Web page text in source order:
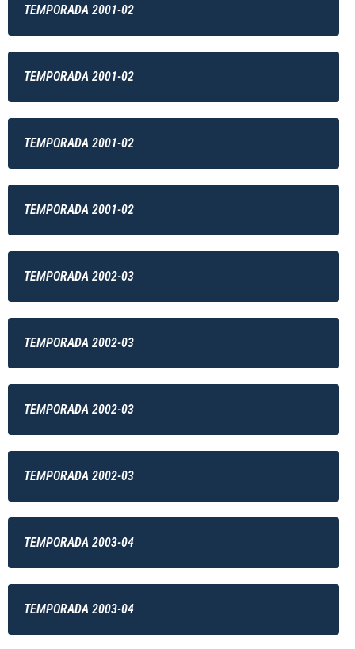
TEMPORADA 2001-02
TEMPORADA 2001-02
TEMPORADA 2001-02
TEMPORADA 2001-02
TEMPORADA 2002-03
TEMPORADA 2002-03
TEMPORADA 2002-03
TEMPORADA 2002-03
TEMPORADA 2003-04
TEMPORADA 2003-04